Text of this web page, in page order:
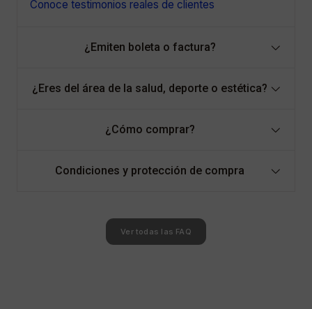
Conoce testimonios reales de clientes
¿Emiten boleta o factura?
¿Eres del área de la salud, deporte o estética?
¿Cómo comprar?
Condiciones y protección de compra
Ver todas las FAQ